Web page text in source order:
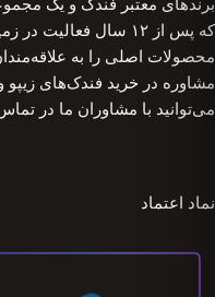
برندهای معتبر فندک و یک
که پس از ۱۲ سال
محصولات اصلی را به
مشاوره در خرید فندک‌های زیپو
می‌توانید با مشاوران ما در
نماد اعتماد